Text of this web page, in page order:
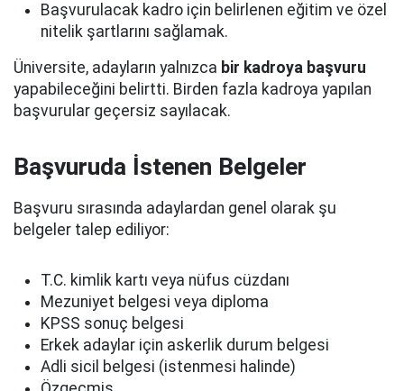
Başvurulacak kadro için belirlenen eğitim ve özel
nitelik şartlarını sağlamak.
Üniversite, adayların yalnızca bir kadroya başvuru
yapabileceğini belirtti. Birden fazla kadroya yapılan
başvurular geçersiz sayılacak.
Başvuruda İstenen Belgeler
Başvuru sırasında adaylardan genel olarak şu
belgeler talep ediliyor:
T.C. kimlik kartı veya nüfus cüzdanı
Mezuniyet belgesi veya diploma
KPSS sonuç belgesi
Erkek adaylar için askerlik durum belgesi
Adli sicil belgesi (istenmesi halinde)